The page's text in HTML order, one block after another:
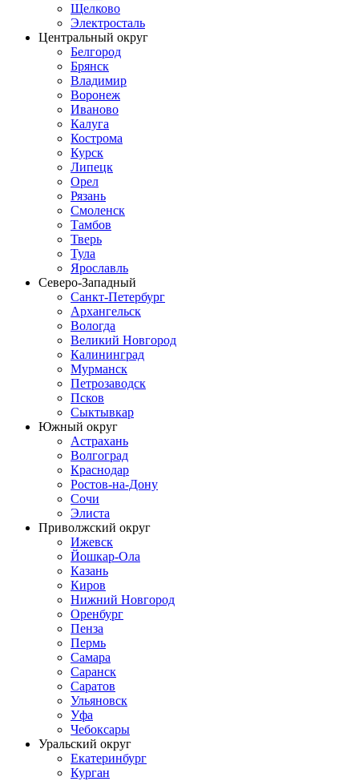
Щелково
Электросталь
Центральный округ
Белгород
Брянск
Владимир
Воронеж
Иваново
Калуга
Кострома
Курск
Липецк
Орел
Рязань
Смоленск
Тамбов
Тверь
Тула
Ярославль
Северо-Западный
Санкт-Петербург
Архангельск
Вологда
Великий Новгород
Калининград
Мурманск
Петрозаводск
Псков
Сыктывкар
Южный округ
Астрахань
Волгоград
Краснодар
Ростов-на-Дону
Сочи
Элиста
Приволжский округ
Ижевск
Йошкар-Ола
Казань
Киров
Нижний Новгород
Оренбург
Пенза
Пермь
Самара
Саранск
Саратов
Ульяновск
Уфа
Чебоксары
Уральский округ
Екатеринбург
Курган